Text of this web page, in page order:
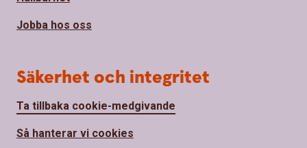
Jobba hos oss
Säkerhet och integritet
Ta tillbaka cookie-medgivande
Så hanterar vi cookies